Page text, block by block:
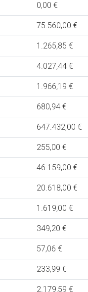
0,00 €
75.560,00 €
1.265,85 €
4.027,44 €
1.966,19 €
680,94 €
647.432,00 €
255,00 €
46.159,00 €
20.618,00 €
1.619,00 €
349,20 €
57,06 €
233,99 €
2.179,59 €